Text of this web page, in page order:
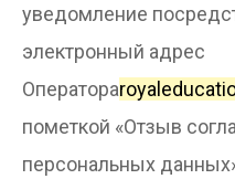
уведомление
электронный адрес
Оператора
пометкой «Отзыв
персональных